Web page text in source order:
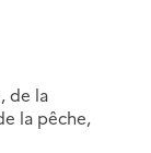
de la
la pêche,